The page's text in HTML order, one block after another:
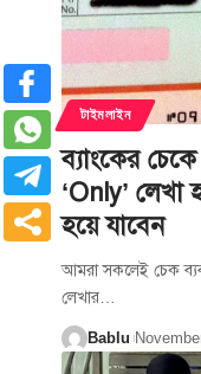
টাইমলাইন
ব্যাংকের
‘Only’
হয়ে যাবেন
আমরা সকলেই চেক
লেখার…
Bablu